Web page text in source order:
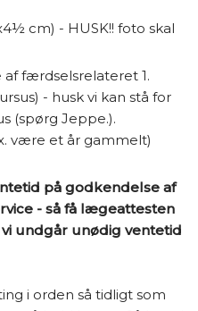
cm) - HUSK!! foto skal
færdselsrelateret 1.
- husk vi kan stå for
(spørg Jeppe.).
være et år gammelt)
på godkendelse af
- så få lægeattesten
undgår unødig ventetid
i orden så tidligt som